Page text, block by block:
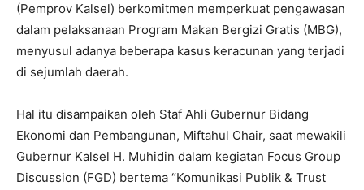
(Pemprov Kalsel) berkomitmen memperkuat pengawasan
dalam pelaksanaan Program Makan Bergizi Gratis (MBG),
menyusul adanya beberapa kasus keracunan yang terjadi
di sejumlah daerah.
Hal itu disampaikan oleh Staf Ahli Gubernur Bidang
Ekonomi dan Pembangunan, Miftahul Chair, saat mewakili
Gubernur Kalsel H. Muhidin dalam kegiatan Focus Group
Discussion (FGD) bertema “Komunikasi Publik & Trust